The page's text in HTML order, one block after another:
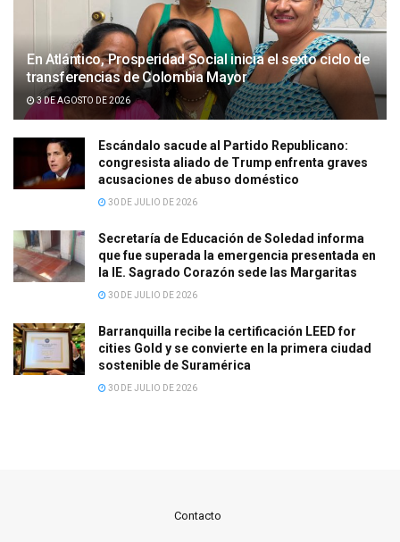
En Atlántico, Prosperidad Social inicia el sexto ciclo de
transferencias de Colombia Mayor
3 DE AGOSTO DE 2026
Escándalo sacude al Partido Republicano:
congresista aliado de Trump enfrenta graves
acusaciones de abuso doméstico
30 DE JULIO DE 2026
Secretaría de Educación de Soledad informa
que fue superada la emergencia presentada en
la IE. Sagrado Corazón sede las Margaritas
30 DE JULIO DE 2026
Barranquilla recibe la certificación LEED for
cities Gold y se convierte en la primera ciudad
sostenible de Suramérica
30 DE JULIO DE 2026
Contacto